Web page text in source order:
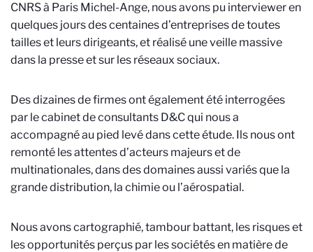
CNRS à Paris Michel-Ange, nous avons pu interviewer en
quelques jours des centaines d’entreprises de toutes
tailles et leurs dirigeants, et réalisé une veille massive
dans la presse et sur les réseaux sociaux.
Des dizaines de firmes ont également été interrogées
par le cabinet de consultants D&C qui nous a
accompagné au pied levé dans cette étude. Ils nous ont
remonté les attentes d’acteurs majeurs et de
multinationales, dans des domaines aussi variés que la
grande distribution, la chimie ou l’aérospatial.
Nous avons cartographié, tambour battant, les risques et
les opportunités perçus par les sociétés en matière de